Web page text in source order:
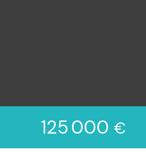
125 000 €